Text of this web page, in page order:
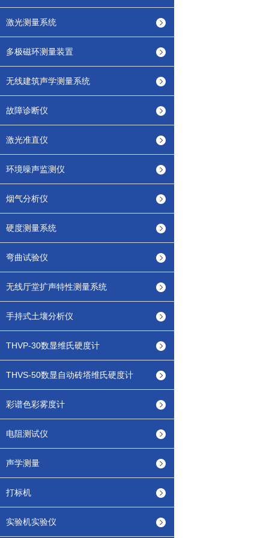
激光测量系统
多极磁环测量装置
无线建筑声学测量系统
故障诊断仪
激光准直仪
环境噪声监测仪
烟气分析仪
硬度测量系统
弯曲试验仪
无线厅堂扩声特性测量系统
手持式土壤分析仪
THVP-30数显维氏硬度计
THVS-50数显自动砖塔维氏硬度计
彩谱色彩雾度计
电阻测试仪
声学测量
打标机
实验机实验仪